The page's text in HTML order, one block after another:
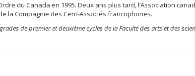
du Canada en 1995. Deux ans plus tard, l’Association
la Compagnie des Cent-Associés francophones.
de premier et deuxième cycles de la Faculté des arts et des